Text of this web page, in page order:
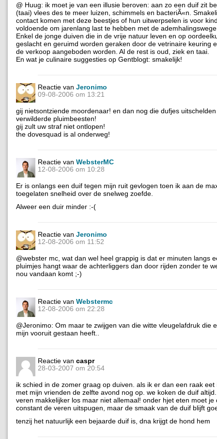
@ Huug: ik moet je van een illusie beroven: aan zo een duif zit
(taai) vlees des te meer luizen, schimmels en bacteriÃ«n.
contact komen met deze beestjes of hun uitwerpselen is voor
voldoende om jarenlang last te hebben met de
Enkel de jonge duiven die in de vrije natuur leven en op
geslacht en geruimd worden geraken door de vetrinaire keuring
de verkoop aangeboden worden. Al de rest is oud, ziek en taai.
En wat je culinaire suggesties op Gentblogt: smakelijk!
Reactie van Jeronimo
09-08-2006 om 13:21
gij nietsontziende moordenaar! en dan nog die dufjes
verwilderde pluimbeesten!
gij zult uw straf niet ontlopen!
the dovesquad is al onderweg!
Reactie van WebsterMC
12-08-2006 om 10:28
Er is onlangs een duif tegen mijn ruit gevlogen toen ik aan de
toegelaten snelheid over de snelweg zoefde.
Alweer een duir minder :-(
Reactie van Jeronimo
12-08-2006 om 11:52
@webster mc, wat dan wel heel grappig is dat er minuten langs
pluimjes hangt waar de achterliggers dan door rijden zonder te
nou vandaan komt ;-)
Reactie van Webstermc
12-08-2006 om 22:28
@Jeronimo: Om maar te zwijgen van die witte vleugelafdruk die
mijn vooruit gestaan heeft..
Reactie van caspr
28-03-2007 om 20:54
ik schied in de zomer graag op duiven. als ik er dan een raak eet
met mijn vrienden de zelfte avond nog op. we koken de duif
veren makkelijker los maar niet allemaal! onder hjet eten moet je
constant de veren uitspugen, maar de smaak van de duif blijft
tenzij het natuurlijk een bejaarde duif is, dna krijgt de hond hem